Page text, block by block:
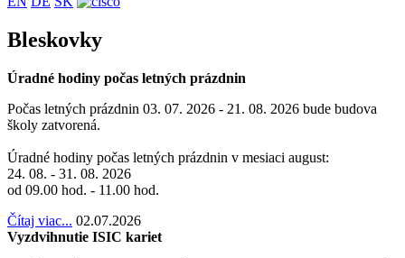
Bleskovky
Úradné hodiny počas letných prázdnin
Počas letných prázdnin 03. 07. 2026 - 21. 08. 2026 bude budova
školy zatvorená.
Úradné hodiny počas letných prázdnin v mesiaci august:
24. 08. - 31. 08. 2026
od 09.00 hod. - 11.00 hod.
Čítaj viac... 02.07.2026
Vyzdvihnutie ISIC kariet